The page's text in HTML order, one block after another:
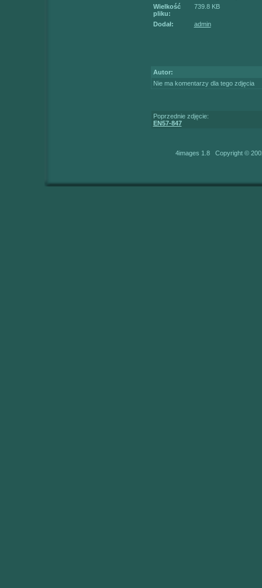
Wielkość
pliku:
739.8 KB
Dodał: admin
Autor:
Nie ma komentarzy dla tego zdjęcia
Poprzednie zdjęcie:
EN57-847
4images 1.8 Copyright ©